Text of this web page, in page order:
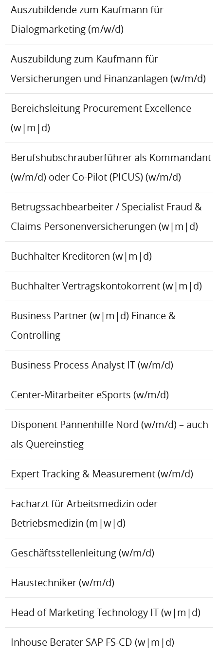
Auszubildende zum Kaufmann für
Dialogmarketing (m/w/d)
Auszubildung zum Kaufmann für
Versicherungen und Finanzanlagen (w/m/d)
Bereichsleitung Procurement Excellence
(w|m|d)
Berufshubschrauberführer als Kommandant
(w/m/d) oder Co-Pilot (PICUS) (w/m/d)
Betrugssachbearbeiter / Specialist Fraud &
Claims Personenversicherungen (w|m|d)
Buchhalter Kreditoren (w|m|d)
Buchhalter Vertragskontokorrent (w|m|d)
Business Partner (w|m|d) Finance &
Controlling
Business Process Analyst IT (w/m/d)
Center-Mitarbeiter eSports (w/m/d)
Disponent Pannenhilfe Nord (w/m/d) – auch
als Quereinstieg
Expert Tracking & Measurement (w/m/d)
Facharzt für Arbeitsmedizin oder
Betriebsmedizin (m|w|d)
Geschäftsstellenleitung (w/m/d)
Haustechniker (w/m/d)
Head of Marketing Technology IT (w|m|d)
Inhouse Berater SAP FS-CD (w|m|d)